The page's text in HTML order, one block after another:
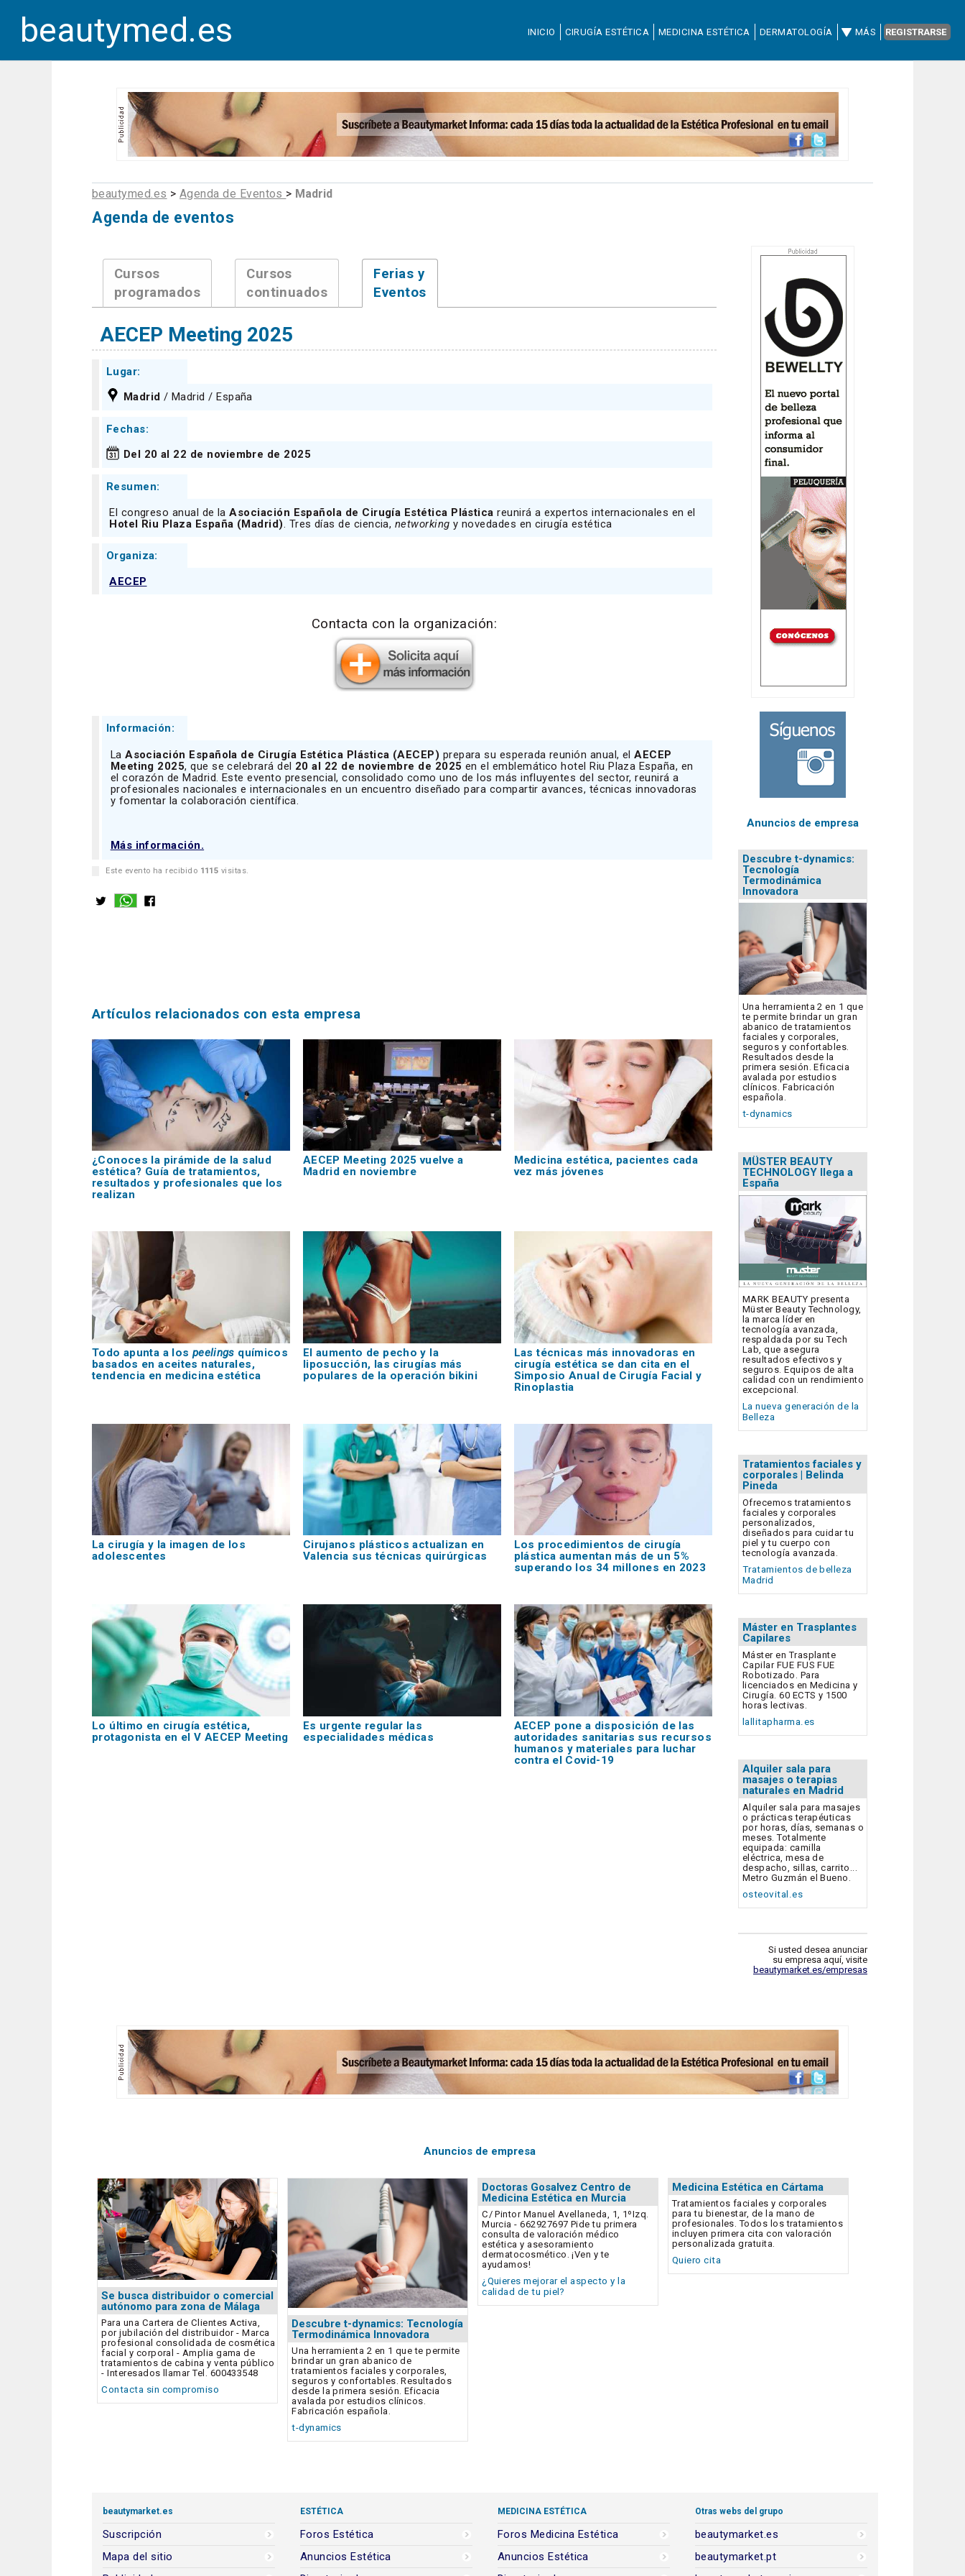
beautymed.es INICIO CIRUGÍA ESTÉTICA MEDICINA ESTÉTICA DERMATOLOGÍA MÁS REGISTRARSE
beautymed.es >Agenda de Eventos > Madrid
Agenda de eventos
Cursos
programados
Cursos
continuados
Ferias y
Eventos
AECEP Meeting 2025
Lugar:
Madrid / Madrid / España
Fechas:
Del 20 al 22 de noviembre de 2025
Resumen:
El congreso anual de laAsociación Española de Cirugía Estética Plásticareunirá a expertos internacionales en el
Hotel Riu Plaza España (Madrid) . Tres días de ciencia, networking y novedades en cirugía estética
Organiza:
AECEP
Contacta con la organización:
Información:
LaAsociación Española de Cirugía Estética Plástica (AECEP) prepara su esperada reunión anual, elAECEP
Meeting 2025, que se celebrará del 20 al 22 de noviembre de 2025 en el emblemático hotel Riu Plaza España, en
el corazón de Madrid. Este evento presencial, consolidado como uno de los más influyentes del sector, reunirá a
profesionales nacionales e internacionales en un encuentro diseñado para compartir avances, técnicas innovadoras
y fomentar la colaboración científica.
Más información.
Este evento ha recibido 1115 visitas.
Artículos relacionados con esta empresa
¿Conoces la pirámide de la salud
estética? Guía de tratamientos,
resultados y profesionales que los
realizan
AECEP Meeting 2025 vuelve a
Madrid en noviembre
Medicina estética, pacientes cada
vez más jóvenes
Todo apunta a los peelings químicos
basados en aceites naturales,
tendencia en medicina estética
El aumento de pecho y la
liposucción, las cirugías más
populares de la operación bikini
Las técnicas más innovadoras en
cirugía estética se dan cita en el
Simposio Anual de Cirugía Facial y
Rinoplastia
La cirugía y la imagen de los
adolescentes
Cirujanos plásticos actualizan en
Valencia sus técnicas quirúrgicas
Los procedimientos de cirugía
plástica aumentan más de un 5%
superando los 34 millones en 2023
Lo último en cirugía estética,
protagonista en el V AECEP Meeting
Es urgente regular las
especialidades médicas
AECEP pone a disposición de las
autoridades sanitarias sus recursos
humanos y materiales para luchar
contra el Covid-19
Anuncios de empresa
Descubre t-dynamics:
Tecnología
Termodinámica
Innovadora
Una herramienta 2 en 1 que
te permite brindar un gran
abanico de tratamientos
faciales y corporales,
seguros y confortables.
Resultados desde la
primera sesión. Eficacia
avalada por estudios
clínicos. Fabricación
española.
t-dynamics
MÜSTER BEAUTY
TECHNOLOGY llega a
España
MARK BEAUTY presenta
Müster Beauty Technology,
la marca líder en
tecnología avanzada,
respaldada por su Tech
Lab, que asegura
resultados efectivos y
seguros. Equipos de alta
calidad con un rendimiento
excepcional.
La nueva generación de la
Belleza
Tratamientos faciales y
corporales | Belinda
Pineda
Ofrecemos tratamientos
faciales y corporales
personalizados,
diseñados para cuidar tu
piel y tu cuerpo con
tecnología avanzada.
Tratamientos de belleza
Madrid
Máster en Trasplantes
Capilares
Máster en Trasplante
Capilar FUE FUS FUE
Robotizado. Para
licenciados en Medicina y
Cirugía. 60 ECTS y 1500
horas lectivas.
lallitapharma.es
Alquiler sala para
masajes o terapias
naturales en Madrid
Alquiler sala para masajes
o prácticas terapéuticas
por horas, días, semanas o
meses. Totalmente
equipada: camilla
eléctrica, mesa de
despacho, sillas, carrito...
Metro Guzmán el Bueno.
osteovital.es
Si usted desea anunciar
su empresa aquí, visite
beautymarket.es/empresas
Anuncios de empresa
Se busca distribuidor o comercial
autónomo para zona de Málaga
Para una Cartera de Clientes Activa,
por jubilación del distribuidor - Marca
profesional consolidada de cosmética
facial y corporal - Amplia gama de
tratamientos de cabina y venta público
- Interesados llamar Tel. 600433548
Contacta sin compromiso
Descubre t-dynamics: Tecnología
Termodinámica Innovadora
Una herramienta 2 en 1 que te permite
brindar un gran abanico de
tratamientos faciales y corporales,
seguros y confortables. Resultados
desde la primera sesión. Eficacia
avalada por estudios clínicos.
Fabricación española.
t-dynamics
Doctoras Gosalvez Centro de
Medicina Estética en Murcia
C/ Pintor Manuel Avellaneda, 1, 1ºIzq.
Murcia - 662927697 Pide tu primera
consulta de valoración médico
estética y asesoramiento
dermatocosmético. ¡Ven y te
ayudamos!
¿Quieres mejorar el aspecto y la
calidad de tu piel?
Medicina Estética en Cártama
Tratamientos faciales y corporales
para tu bienestar, de la mano de
profesionales. Todos los tratamientos
incluyen primera cita con valoración
personalizada gratuita.
Quiero cita
beautymarket.es
Suscripción
Mapa del sitio
ESTÉTICA
Foros Estética
Anuncios Estética
MEDICINA ESTÉTICA
Foros Medicina Estética
Anuncios Estética
Otras webs del grupo
beautymarket.es
beautymarket.pt